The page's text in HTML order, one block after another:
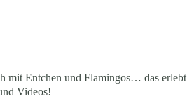
mit Entchen und Flamingos… das erlebt
Videos!